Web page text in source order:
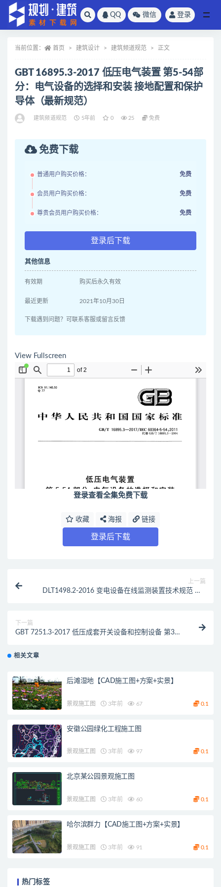
QQ 微信 登录
当前位置： 首页 建筑设计 建筑频道规范 正文
GBT 16895.3-2017 低压电气装置 第5-54部
分：电气设备的选择和安装 接地配置和保护
导体（最新规范）
建筑频道规范 5年前 0 25 免费
免费下载
普通用户购买价格： 免费
会员用户购买价格： 免费
尊贵会员用户购买价格： 免费
登录后下载
其他信息
有效期 购买后永久有效
最近更新 2021年10月30日
下载遇到问题？可联系客服或留言反馈
View Fullscreen
登录查看全集免费下载
收藏 海报 链接
登录后下载
上一篇
DLT1498.2-2016 变电设备在线监测装置技术规范 第2
下一篇
GBT 7251.3-2017 低压成套开关设备和控制设备 第3部
相关文章
后滩湿地【CAD施工图+方案+实景】
景观施工图 3年前 67 0.1
安徽公园绿化工程施工图
景观施工图 3年前 97 0.1
北京某公园景观施工图
景观施工图 3年前 60 0.1
哈尔滨群力【CAD施工图+方案+实景】
景观施工图 3年前 91 0.1
热门标签
全部